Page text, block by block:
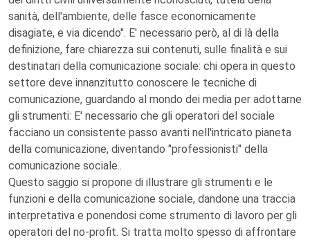
sanità, dell'ambiente, delle fasce economicamente
disagiate, e via dicendo". E' necessario però, al di là della
definizione, fare chiarezza sui contenuti, sulle finalità e sui
destinatari della comunicazione sociale: chi opera in questo
settore deve innanzitutto conoscere le tecniche di
comunicazione, guardando al mondo dei media per adottarne
gli strumenti: E' necessario che gli operatori del sociale
facciano un consistente passo avanti nell'intricato pianeta
della comunicazione, diventando "professionisti" della
comunicazione sociale..
Questo saggio si propone di illustrare gli strumenti e le
funzioni e della comunicazione sociale, dandone una traccia
interpretativa e ponendosi come strumento di lavoro per gli
operatori del no-profit. Si tratta molto spesso di affrontare